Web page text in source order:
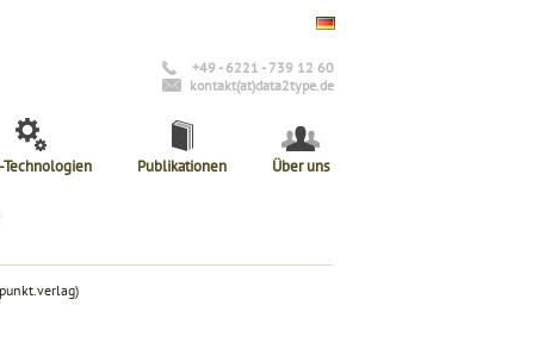
+49 - 6221 - 739 12 60
kontakt(at)data2type.de
Technologien Publikationen Über uns